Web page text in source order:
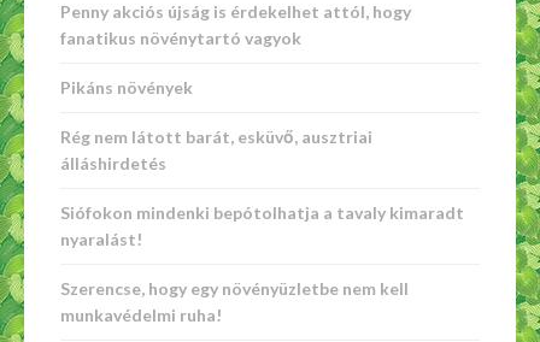
Penny akciós újság is érdekelhet attól, hogy
fanatikus növénytartó vagyok
Pikáns növények
Rég nem látott barát, esküvő, ausztriai
álláshirdetés
Siófokon mindenki bepótolhatja a tavaly kimaradt
nyaralást!
Szerencse, hogy egy növényüzletbe nem kell
munkavédelmi ruha!